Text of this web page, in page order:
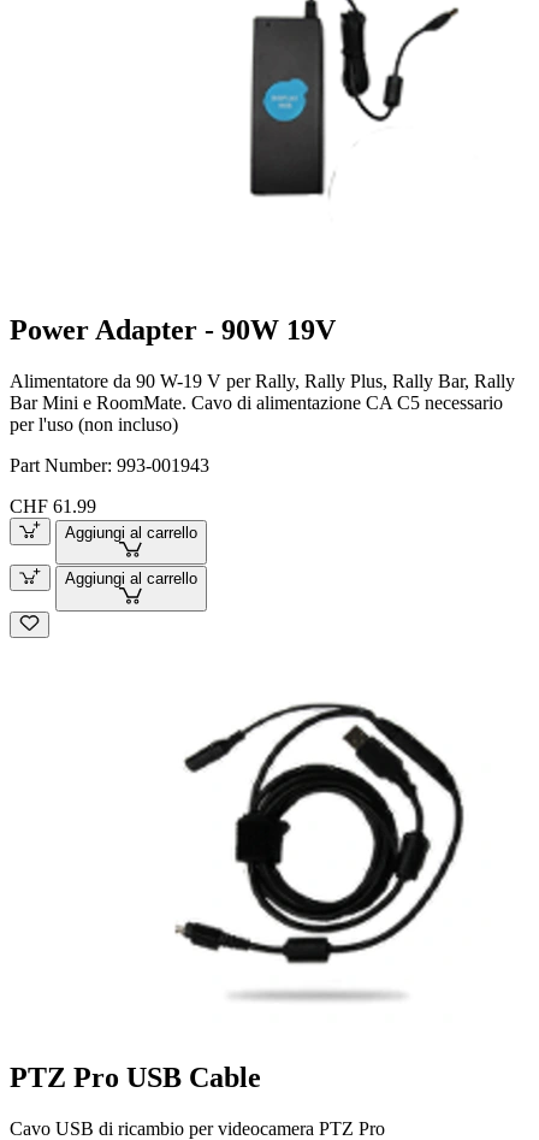
Power Adapter - 90W 19V
Alimentatore da 90 W-19 V per Rally, Rally Plus, Rally Bar, Rally
Bar Mini e RoomMate. Cavo di alimentazione CA C5 necessario
per l'uso (non incluso)
Part Number: 993-001943
CHF 61.99
Aggiungi al carrello
Aggiungi al carrello
PTZ Pro USB Cable
Cavo USB di ricambio per videocamera PTZ Pro